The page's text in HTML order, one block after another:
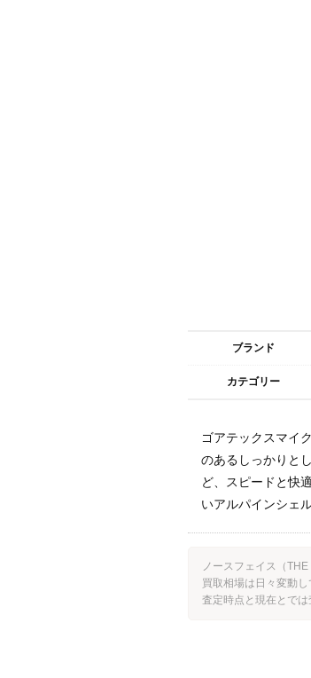
ブランド
カテゴリー
ゴアテックスマイ
のあるしっかりと
ど、スピードと快
いアルパインシェ
ノースフェイス（
買取相場は日々変動
査定時点と現在とで